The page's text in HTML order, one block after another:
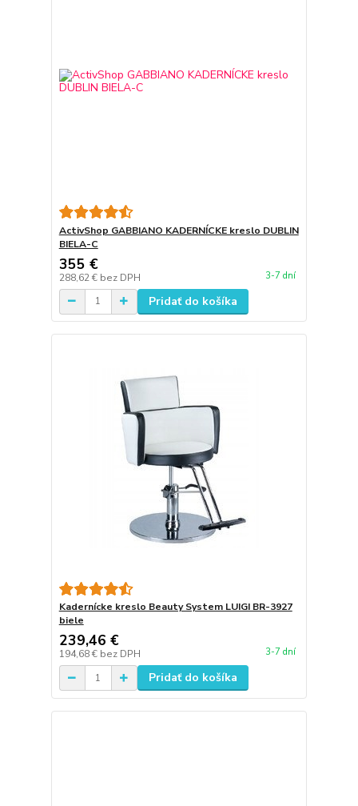
ActivShop GABBIANO KADERNÍCKE kreslo DUBLIN
BIELA-C
355 €
288,62 € bez DPH 3-7 dní
Pridať do košíka
Kadernícke kreslo Beauty System LUIGI BR-3927
biele
239,46 €
194,68 € bez DPH 3-7 dní
Pridať do košíka